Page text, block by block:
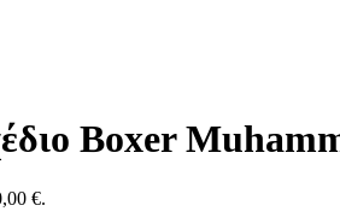
Boxer
€.